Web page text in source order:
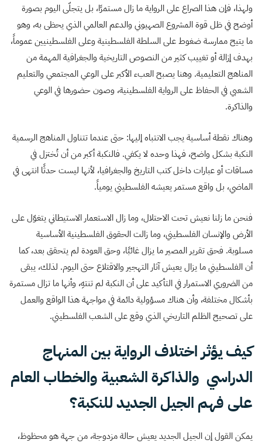
ولهذا، فإن هذا الصراع على الرواية ما زال مستمرًا، بل يتجلّى اليوم بصورة
أوضح في ظل قوة المشروع الصهيوني والدعم العالمي الذي يحظى به، وهو
ما يتيح ممارسة ضغوط على السلطة الفلسطينية وعلى الفلسطينيين عموماً،
بهدف إزالة أو تغييب كثير من النصوص التاريخية والجغرافية المهمة من
المناهج التعليمية. وهنا يصبح العبء الأكبر على الوعي المجتمعي والتعليم
الشعبي في الحفاظ على الرواية الفلسطينية، وصون حضورها في الوعي
والذاكرة.
وهناك نقطة أساسية يجب الانتباه إليها: حتى عندما تتناول المناهج الرسمية
النكبة بشكل واضح، فهذا وحده لا يكفي. فالنكبة أكبر من أن تُختزل في
مساقات أو عبارات داخل كتب التاريخ والجغرافيا، لأنها ليست حدثًا انتهى في
الماضي، بل واقع مستمر يعيشه الفلسطيني يومياً.
فنحن ما زلنا نعيش تحت الاحتلال، وما زال الاستعمار الاستيطاني يتغوّل على
الأرض والإنسان الفلسطيني، وما زالت الحقوق الفلسطينية الأساسية
مسلوبة. فحق تقرير المصير ما يزال غائبًا، وحق العودة لم يتحقق بعد، كما
أن الفلسطيني ما يزال يعيش آثار التهجير والاقتلاع حتى اليوم. لذلك، يبقى
من الضروري الاستمرار في التأكيد على أن النكبة لم تنتهِ، وأنها ما تزال مستمرة
بأشكال مختلفة، وأن هناك مسؤولية دائمة في مواجهة هذا الواقع والعمل
على تصحيح الظلم التاريخي الذي وقع على الشعب الفلسطيني.
كيف يؤثر اختلاف الرواية بين المنهاج
الدراسي والذاكرة الشعبية والخطاب العام
على فهم الجيل الجديد للنكبة؟
يمكن القول إن الجيل الجديد يعيش حالة مزدوجة، من جهة هو محظوظ،